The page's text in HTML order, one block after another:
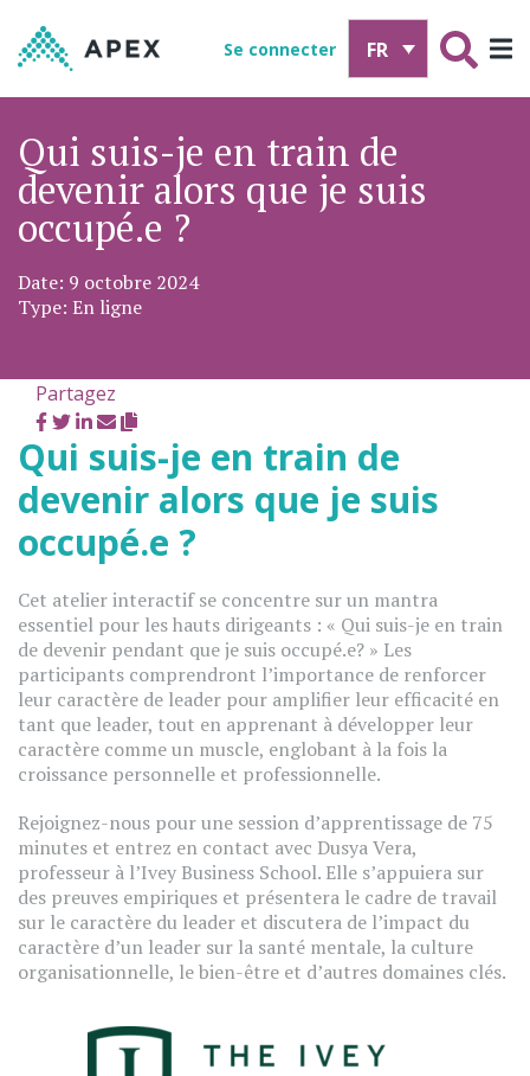
Se connecter FR
Qui suis-je en train de
devenir alors que je suis
occupé.e ?
Date: 9 octobre 2024
Type: En ligne
Partagez
Qui suis-je en train de
devenir alors que je suis
occupé.e ?
Cet atelier interactif se concentre sur un mantra
essentiel pour les hauts dirigeants : « Qui suis-je en train
de devenir pendant que je suis occupé.e? » Les
participants comprendront l’importance de renforcer
leur caractère de leader pour amplifier leur efficacité en
tant que leader, tout en apprenant à développer leur
caractère comme un muscle, englobant à la fois la
croissance personnelle et professionnelle.
Rejoignez-nous pour une session d’apprentissage de 75
minutes et entrez en contact avec Dusya Vera,
professeur à l’Ivey Business School. Elle s’appuiera sur
des preuves empiriques et présentera le cadre de travail
sur le caractère du leader et discutera de l’impact du
caractère d’un leader sur la santé mentale, la culture
organisationnelle, le bien-être et d’autres domaines clés.